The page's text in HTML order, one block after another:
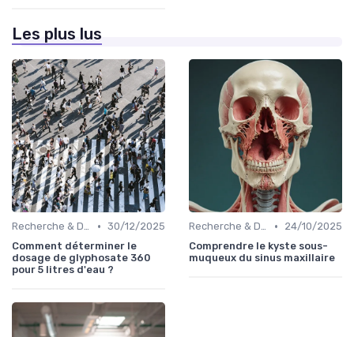
Les plus lus
Recherche & Développement • 30/12/2025
Comment déterminer le
dosage de glyphosate 360
pour 5 litres d'eau ?
Recherche & Développement •
24/10/2025
Comprendre le kyste sous-
muqueux du sinus maxillaire